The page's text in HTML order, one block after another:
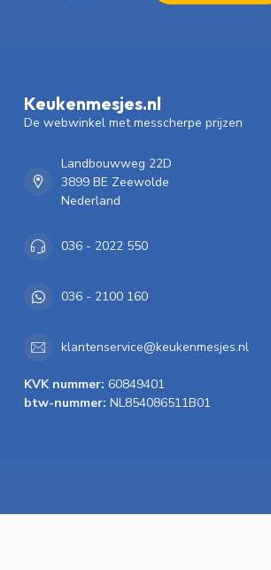
Keukenmesjes.nl
De webwinkel met messcherpe prijzen
Landbouwweg 22D
3899 BE Zeewolde
Nederland
036 - 2022 550
036 - 2100 160
klantenservice@keukenmesjes.nl
KVK nummer: 60849401
btw-nummer: NL854086511B01